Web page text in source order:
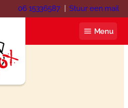
06 15336587|Stuur een mail
Menu